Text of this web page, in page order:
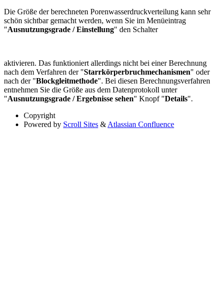
Die Größe der berechneten Porenwasserdruckverteilung kann sehr
schön sichtbar gemacht werden, wenn Sie im Menüeintrag
"Ausnutzungsgrade / Einstellung" den Schalter
​aktivieren. Das funktioniert allerdings nicht bei einer Berechnung
nach dem Verfahren der "Starrkörperbruchmechanismen" oder
nach der "Blockgleitmethode". Bei diesen Berechnungsverfahren
entnehmen Sie die Größe aus dem Datenprotokoll unter
"Ausnutzungsgrade / Ergebnisse sehen" Knopf "Details".
Copyright
Powered by Scroll Sites & Atlassian Confluence